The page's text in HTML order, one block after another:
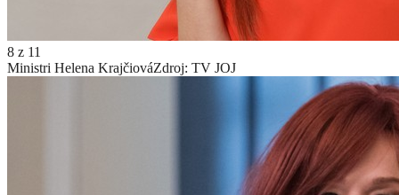
8 z 11
Ministri Helena KrajčiováZdroj: TV JOJ